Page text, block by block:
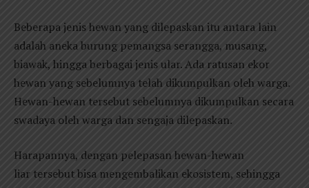
Beberapa jenis hewan yang dilepaskan itu antara lain
adalah aneka burung pemangsa serangga, musang,
biawak, hingga berbagai jenis ular. Ada ratusan ekor
hewan yang sebelumnya telah dikumpulkan oleh warga.
Hewan-hewan tersebut sebelumnya dikumpulkan secara
swadaya oleh warga dan sengaja dilepaskan.
Harapannya, dengan pelepasan hewan-hewan
liar tersebut bisa mengembalikan ekosistem, sehingga